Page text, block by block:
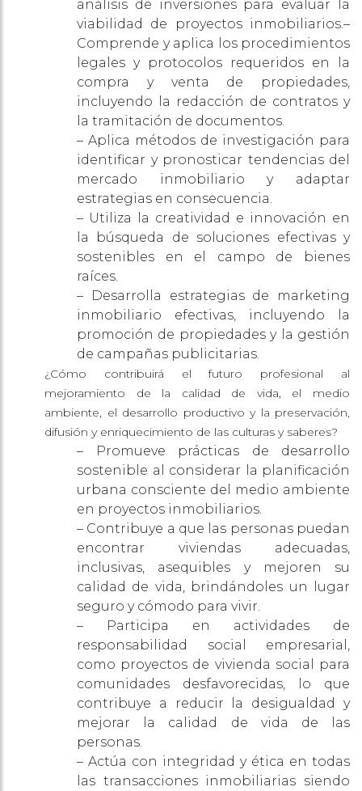
análisis de inversiones para evaluar la
viabilidad de proyectos inmobiliarios.–
Comprende y aplica los procedimientos
legales y protocolos requeridos en la
compra y venta de propiedades,
incluyendo la redacción de contratos y
la tramitación de documentos.
– Aplica métodos de investigación para
identificar y pronosticar tendencias del
mercado inmobiliario y adaptar
estrategias en consecuencia.
– Utiliza la creatividad e innovación en
la búsqueda de soluciones efectivas y
sostenibles en el campo de bienes
raíces.
– Desarrolla estrategias de marketing
inmobiliario efectivas, incluyendo la
promoción de propiedades y la gestión
de campañas publicitarias.
¿Cómo contribuirá el futuro profesional al
mejoramiento de la calidad de vida, el medio
ambiente, el desarrollo productivo y la preservación,
difusión y enriquecimiento de las culturas y saberes?
– Promueve prácticas de desarrollo
sostenible al considerar la planificación
urbana consciente del medio ambiente
en proyectos inmobiliarios.
– Contribuye a que las personas puedan
encontrar viviendas adecuadas,
inclusivas, asequibles y mejoren su
calidad de vida, brindándoles un lugar
seguro y cómodo para vivir.
– Participa en actividades de
responsabilidad social empresarial,
como proyectos de vivienda social para
comunidades desfavorecidas, lo que
contribuye a reducir la desigualdad y
mejorar la calidad de vida de las
personas.
– Actúa con integridad y ética en todas
las transacciones inmobiliarias siendo